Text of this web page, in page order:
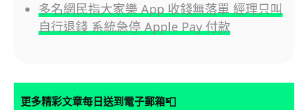
多名網民指大家樂 App 收錢無落單 經理只叫
自行退錢 系統急停 Apple Pay 付款
更多精彩文章每日送到電子郵箱📮